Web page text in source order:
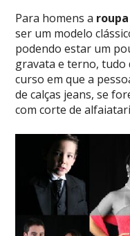
Para homens a
ser um modelo
podendo estar um
gravata e terno, tudo
curso em que a
de calças jeans, se
com corte de